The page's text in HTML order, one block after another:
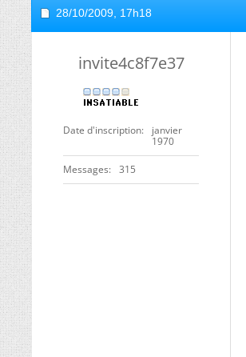
28/10/2009, 17h18
invite4c8f7e37
Date d'inscription
janvier
1970
Messages 315